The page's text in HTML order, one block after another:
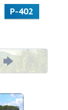
Р-402